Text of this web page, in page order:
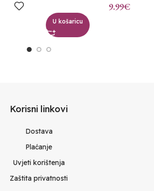
9.99€
U košaricu
Korisni linkovi
Dostava
Plaćanje
Uvjeti korištenja
Zaštita privatnosti